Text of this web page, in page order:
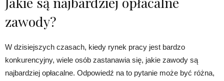
zawody?
W dzisiejszych czasach, kiedy rynek pracy jest bardzo
konkurencyjny, wiele osób zastanawia się, jakie zawody są
najbardziej opłacalne. Odpowiedź na to pytanie może być różna,